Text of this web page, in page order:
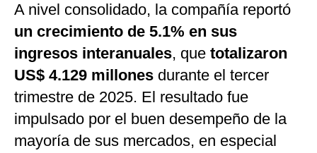
A nivel consolidado, la compañía reportó
un crecimiento de 5.1% en sus
ingresos interanuales, que totalizaron
US$ 4.129 millones durante el tercer
trimestre de 2025. El resultado fue
impulsado por el buen desempeño de la
mayoría de sus mercados, en especial